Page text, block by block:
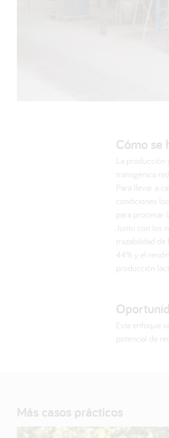
Cómo se
La producción
transgénica
Para llevar a
condiciones
para procesar
Junto con los
trazabilidad
44% y el
producción
Este enfoque
potencial de
Más casos prácticos